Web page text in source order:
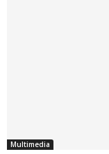
Multimedia